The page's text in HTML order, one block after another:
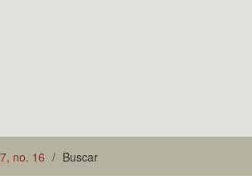
no. 16 Buscar